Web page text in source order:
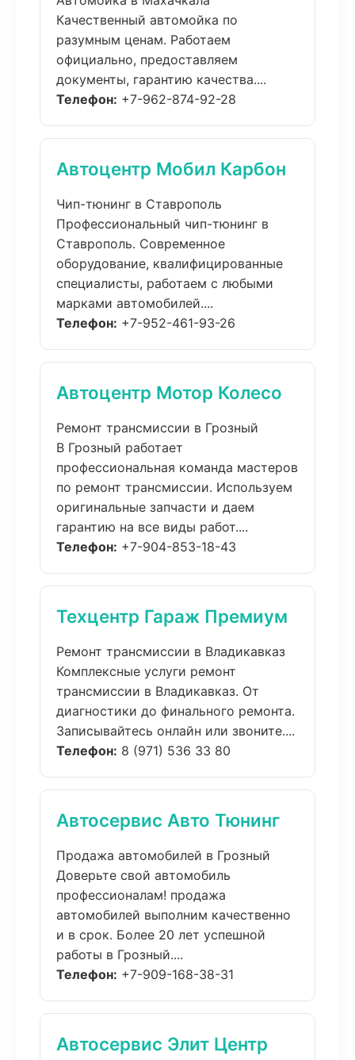
Качественный автомойка по
разумным ценам. Работаем
официально, предоставляем
документы, гарантию качества....
Телефон: +7-962-874-92-28
Автоцентр Мобил Карбон
Чип-тюнинг в Ставрополь
Профессиональный чип-тюнинг в
Ставрополь. Современное
оборудование, квалифицированные
специалисты, работаем с любыми
марками автомобилей....
Телефон: +7-952-461-93-26
Автоцентр Мотор Колесо
Ремонт трансмиссии в Грозный
В Грозный работает
профессиональная команда мастеров
по ремонт трансмиссии. Используем
оригинальные запчасти и даем
гарантию на все виды работ....
Телефон: +7-904-853-18-43
Техцентр Гараж Премиум
Ремонт трансмиссии в Владикавказ
Комплексные услуги ремонт
трансмиссии в Владикавказ. От
диагностики до финального ремонта.
Записывайтесь онлайн или звоните....
Телефон: 8 (971) 536 33 80
Автосервис Авто Тюнинг
Продажа автомобилей в Грозный
Доверьте свой автомобиль
профессионалам! продажа
автомобилей выполним качественно
и в срок. Более 20 лет успешной
работы в Грозный....
Телефон: +7-909-168-38-31
Автосервис Элит Центр